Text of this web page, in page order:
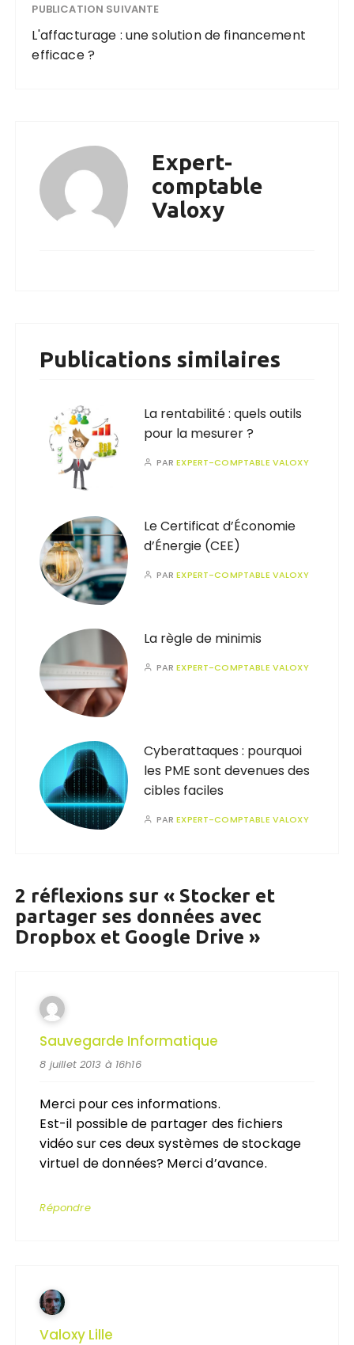
PUBLICATION SUIVANTE
L'affacturage : une solution de financement
efficace ?
Expert-
comptable
Valoxy
Publications similaires
La rentabilité : quels outils
pour la mesurer ?
PAREXPERT-COMPTABLE VALOXY
Le Certificat d’Économie
d’Énergie (CEE)
PAREXPERT-COMPTABLE VALOXY
La règle de minimis
PAREXPERT-COMPTABLE VALOXY
Cyberattaques : pourquoi
les PME sont devenues des
cibles faciles
PAREXPERT-COMPTABLE VALOXY
2 réflexions sur «Stocker et
partager ses données avec
Dropbox et Google Drive »
Sauvegarde Informatique
8 juillet 2013 à 16h16
Merci pour ces informations.
Est-il possible de partager des fichiers
vidéo sur ces deux systèmes de stockage
virtuel de données? Merci d’avance.
Répondre
Valoxy Lille